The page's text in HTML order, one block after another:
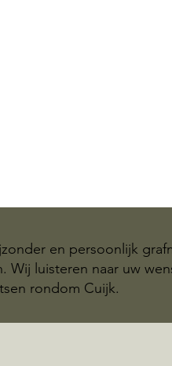
en persoonlijk
Wij luisteren naar uw
rondom Cuijk.